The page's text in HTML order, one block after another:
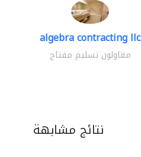
algebra contracting llc
مقاولون تسليم مفتاح
نتائج مشابهة